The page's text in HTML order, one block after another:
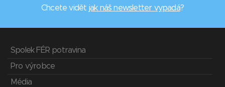
Chcete vidět jak náš newsletter vypadá?
Spolek FÉR potravina
Pro výrobce
Média